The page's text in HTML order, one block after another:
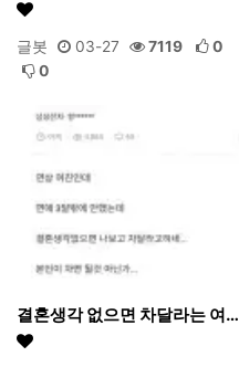
글봇 03-27 7119
0
0
결혼생각 없으면 차달라는 여…